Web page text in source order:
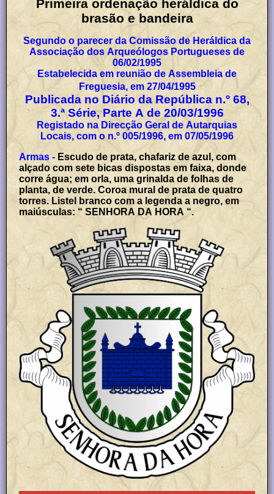
Primeira ordenação heráldica do
brasão e bandeira
Segundo o parecer da Comissão de Heráldica da
Associação dos Arqueólogos Portugueses de
06/02/1995
Estabelecida em reunião de Assembleia de
Freguesia, em 27/04/1995
Publicada no Diário da República n.º 68,
3.ª Série, Parte A de 20/03/1996
Registado na Direcção Geral de Autarquias
Locais, com o n.º 005/1996, em 07/05/1996
Armas - Escudo de prata, chafariz de azul, com
alçado com sete bicas dispostas em faixa, donde
corre água; em orla, uma grinalda de folhas de
planta, de verde. Coroa mural de prata de quatro
torres. Listel branco com a legenda a negro, em
maiúsculas: “ SENHORA DA HORA “.